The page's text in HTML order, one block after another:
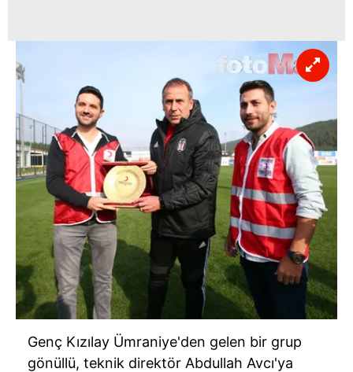
Çerezlere ilişkin tercihlerinizi aşağıda yer alan panel
vasıtasıyla belirleyebilirsiniz. Çerezlere ilişkin detaylı bilgi
için Ayarlar butonuna tıklayabilir,
Çerez Bilgilendirme
ziyaret edebilirsiniz.
6698 sayılı Kişisel Verilerin Korunması Kanunu uyarınca
hazırlanmış Aydınlatma Metnimizi okumak ve sitemizde
ilgili mevzuata uygun olarak kullanılan çerezlerle ilgili bilgi
almak için lütfentıklayınız.
Genç Kızılay Ümraniye'den gelen bir grup
gönüllü, teknik direktör Abdullah Avcı'ya